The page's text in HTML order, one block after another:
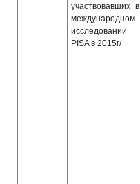
участвовавших в
международном
исследовании
PISA в 2015г/